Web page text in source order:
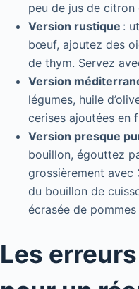
peu de jus de citron
Version rustique :
bœuf, ajoutez des
de thym. Servez
Version
légumes, huile
cerises ajoutées en
Version presque
bouillon, égouttez
grossièrement
du bouillon de
écrasée de
Les